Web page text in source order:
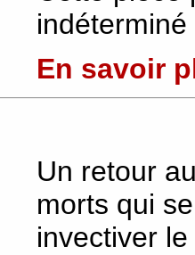
En savoir
Un retour
morts qui
invectiver